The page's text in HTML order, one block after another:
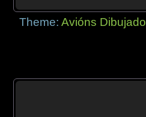
Theme:Avións Dibujado